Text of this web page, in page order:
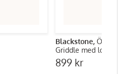
Blackstone,
Griddle med lock
899 kr